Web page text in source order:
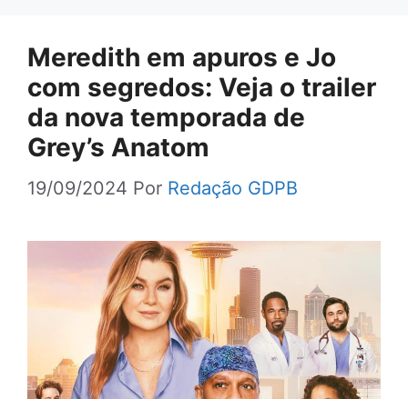
Meredith em apuros e Jo
com segredos: Veja o trailer
da nova temporada de
Grey’s Anatom
19/09/2024 Por Redação GDPB